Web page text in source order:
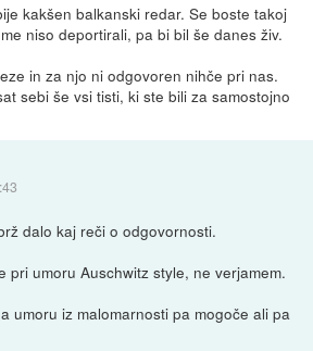
kakšen balkanski redar. Se boste takoj
niso deportirali, pa bi bil še danes živ.
in za njo ni odgovoren nihče pri nas.
sebi še vsi tisti, ki ste bili za samostojno
dalo kaj reči o odgovornosti.
pri umoru Auschwitz style, ne verjamem.
umoru iz malomarnosti pa mogoče ali pa